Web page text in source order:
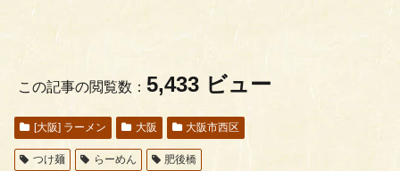
この記事の閲覧数： 5,433 ビュー
[大阪] ラーメン 大阪 大阪市西区
つけ麺 らーめん 肥後橋